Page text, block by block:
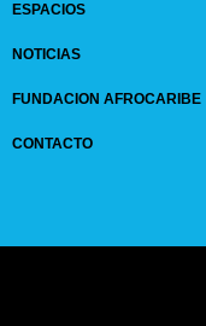
ESPACIOS
NOTICIAS
FUNDACION AFROCARIBE
CONTACTO